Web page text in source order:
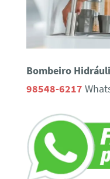
Bombeiro
98548-6217